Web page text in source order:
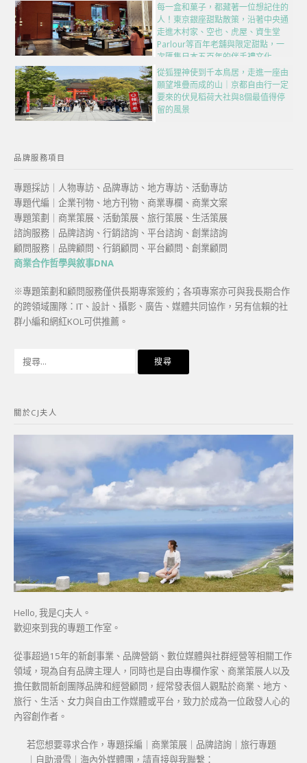
每一盒和菓子，都藏著一位想記住的
人！東京銀座甜點散策，沿著中央通
走進木村家、空也、虎屋、資生堂
Parlour等百年老舖與限定甜點，一
次匯集日本五百年的伴手禮文化
從狐狸神使到千本鳥居，走進一座由
願望堆疊而成的山｜京都自由行一定
要來的伏見稻荷大社與8個最值得停
留的風景
品牌服務項目
專題採訪｜人物專訪、品牌專訪、地方專訪、活動專訪
專題代編｜企業刊物、地方刊物、商業專欄、商業文案
專題策劃｜商業策展、活動策展、旅行策展、生活策展
諮詢服務｜品牌諮詢、行銷諮詢、平台諮詢、創業諮詢
顧問服務｜品牌顧問、行銷顧問、平台顧問、創業顧問
商業合作哲學與敘事DNA
※專題策劃和顧問服務僅供長期專案簽約；各項專案亦可與我長期合作
的跨領域團隊：IT、設計、攝影、廣告、媒體共同協作，另有信賴的社
群小編和網紅KOL可供推薦。
字:
關於CJ夫人
Hello, 我是CJ夫人。
歡迎來到我的專題工作室。
從事超過15年的新創事業、品牌營銷、數位媒體與社群經營等相關工作
領域，現為自有品牌主理人，同時也是自由專欄作家、商業策展人以及
擔任數間新創團隊品牌和經營顧問，經常發表個人觀點於商業、地方、
旅行、生活、女力與自由工作媒體或平台，致力於成為一位啟發人心的
內容創作者。
若您想要尋求合作，專題採編｜商業策展｜品牌諮詢｜旅行專題
｜自助滑雪｜海內外媒體團，請直接與我聯繫：